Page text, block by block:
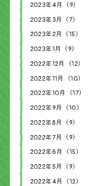
2023年4月（9）
2023年3月（7）
2023年2月（15）
2023年1月（9）
2022年12月（12）
2022年11月（10）
2022年10月（17）
2022年9月（10）
2022年8月（9）
2022年7月（9）
2022年6月（15）
2022年5月（9）
2022年4月（12）